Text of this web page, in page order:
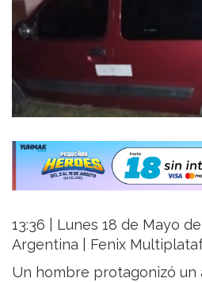
13:36 | Lunes 18 de Mayo
Argentina | Fenix
Un hombre protagonizó un